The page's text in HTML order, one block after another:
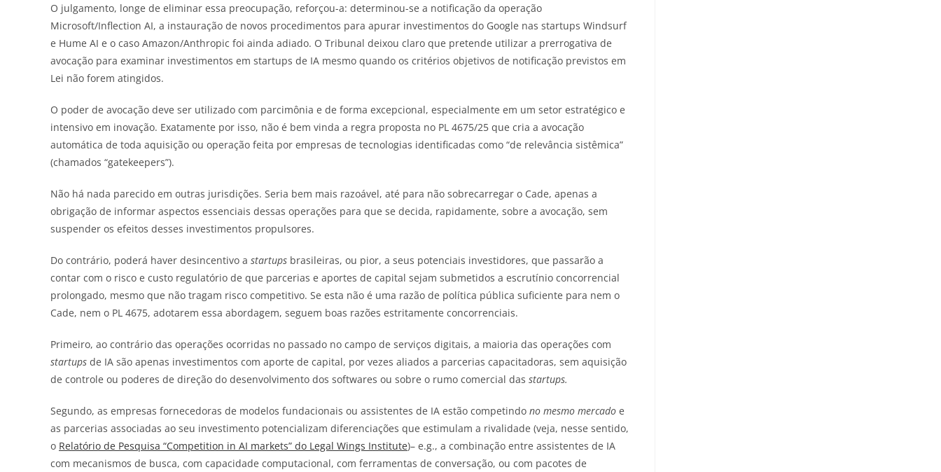
O julgamento, longe de eliminar essa preocupação, reforçou-a: determinou-se a notificação da operação
Microsoft/Inflection AI, a instauração de novos procedimentos para apurar investimentos do Google nas startups Windsurf
e Hume AI e o caso Amazon/Anthropic foi ainda adiado. O Tribunal deixou claro que pretende utilizar a prerrogativa de
avocação para examinar investimentos em startups de IA mesmo quando os critérios objetivos de notificação previstos em
Lei não forem atingidos.
O poder de avocação deve ser utilizado com parcimônia e de forma excepcional, especialmente em um setor estratégico e
intensivo em inovação. Exatamente por isso, não é bem vinda a regra proposta no PL 4675/25 que cria a avocação
automática de toda aquisição ou operação feita por empresas de tecnologias identificadas como “de relevância sistêmica”
(chamados “gatekeepers”).
Não há nada parecido em outras jurisdições. Seria bem mais razoável, até para não sobrecarregar o Cade, apenas a
obrigação de informar aspectos essenciais dessas operações para que se decida, rapidamente, sobre a avocação, sem
suspender os efeitos desses investimentos propulsores.
Do contrário, poderá haver desincentivo a startups brasileiras, ou pior, a seus potenciais investidores, que passarão a
contar com o risco e custo regulatório de que parcerias e aportes de capital sejam submetidos a escrutínio concorrencial
prolongado, mesmo que não tragam risco competitivo. Se esta não é uma razão de política pública suficiente para nem o
Cade, nem o PL 4675, adotarem essa abordagem, seguem boas razões estritamente concorrenciais.
Primeiro, ao contrário das operações ocorridas no passado no campo de serviços digitais, a maioria das operações com
startups de IA são apenas investimentos com aporte de capital, por vezes aliados a parcerias capacitadoras, sem aquisição
de controle ou poderes de direção do desenvolvimento dos softwares ou sobre o rumo comercial das startups.
Segundo, as empresas fornecedoras de modelos fundacionais ou assistentes de IA estão competindo no mesmo mercado e
as parcerias associadas ao seu investimento potencializam diferenciações que estimulam a rivalidade (veja, nesse sentido,
o Relatório de Pesquisa “Competition in AI markets” do Legal Wings Institute)– e.g., a combinação entre assistentes de IA
com mecanismos de busca, com capacidade computacional, com ferramentas de conversação, ou com pacotes de